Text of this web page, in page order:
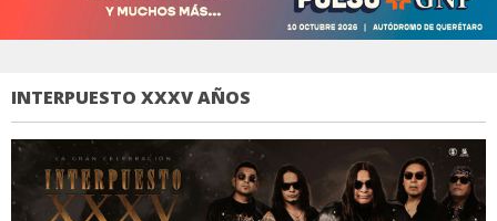
INTERPUESTO XXXV AÑOS